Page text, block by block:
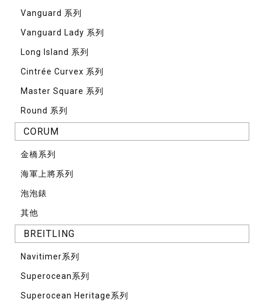
Vanguard 系列
Vanguard Lady 系列
Long Island 系列
Cintrée Curvex 系列
Master Square 系列
Round 系列
CORUM
⾦橋系列
海軍上將系列
泡泡錶
其他
BREITLING
Navitimer系列
Superocean系列
Superocean Heritage系列